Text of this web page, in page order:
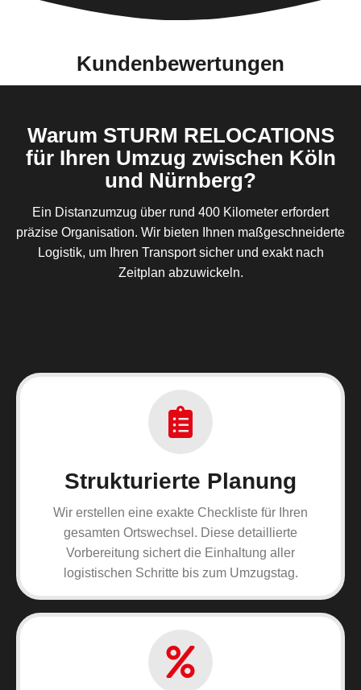
Kundenbewertungen
Warum STURM RELOCATIONS
für Ihren Umzug zwischen Köln
und Nürnberg?
Ein Distanzumzug über rund 400 Kilometer erfordert
präzise Organisation. Wir bieten Ihnen maßgeschneiderte
Logistik, um Ihren Transport sicher und exakt nach
Zeitplan abzuwickeln.
Strukturierte Planung
Wir erstellen eine exakte Checkliste für Ihren
gesamten Ortswechsel. Diese detaillierte
Vorbereitung sichert die Einhaltung aller
logistischen Schritte bis zum Umzugstag.